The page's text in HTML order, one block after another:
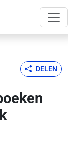
DELEN